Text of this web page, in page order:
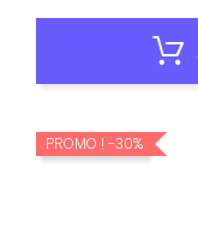
PROMO ! -30%